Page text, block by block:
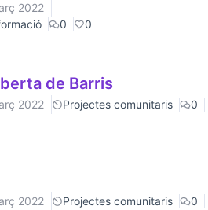
2022
0 0
de Barris
2022 Projectes comunitaris
0
2022 Projectes comunitaris
0